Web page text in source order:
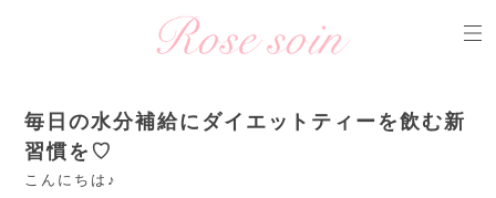
毎日の水分補給にダイエットティーを飲む新
習慣を♡
こんにちは♪